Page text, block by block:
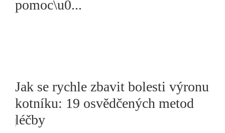
pomoc\u0...
Jak se rychle zbavit bolesti výronu
kotníku: 19 osvědčených metod
léčby